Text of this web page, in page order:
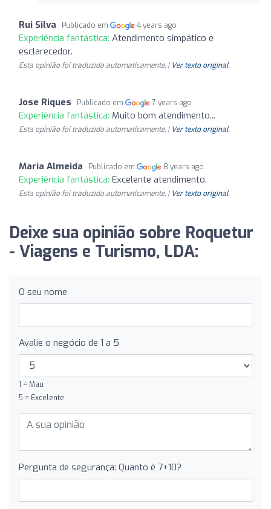
Rui Silva Publicado em 4 years ago
Experiência fantástica: Atendimento simpático e
esclarecedor.
Esta opinião foi traduzida automaticamente. | Ver texto original
Jose Riques Publicado em 7 years ago
Experiência fantástica: Muito bom atendimento...
Esta opinião foi traduzida automaticamente. | Ver texto original
Maria Almeida Publicado em 8 years ago
Experiência fantástica: Excelente atendimento.
Esta opinião foi traduzida automaticamente. | Ver texto original
Deixe sua opinião sobre Roquetur
- Viagens e Turismo, LDA:
O seu nome
Avalie o negócio de 1 a 5
1 = Mau
5 = Excelente
Pergunta de segurança: Quanto é 7+10?